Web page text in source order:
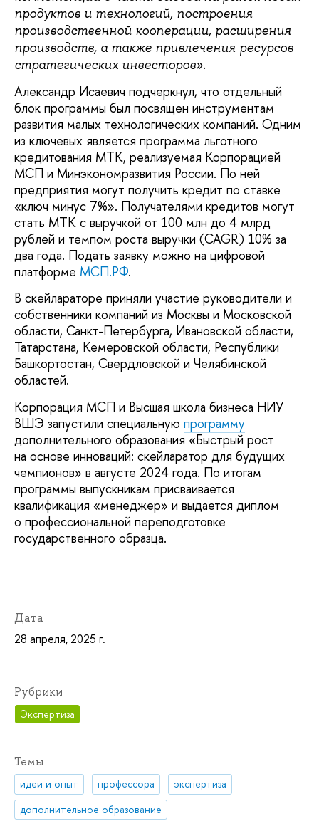
продуктов и технологий, построения
производственной кооперации, расширения
производств, а также привлечения ресурсов
стратегических инвесторов».
Александр Исаевич подчеркнул, что отдельный
блок программы был посвящен инструментам
развития малых технологических компаний. Одним
из ключевых является программа льготного
кредитования МТК, реализуемая Корпорацией
МСП и Минэкономразвития России. По ней
предприятия могут получить кредит по ставке
«ключ минус 7%». Получателями кредитов могут
стать МТК с выручкой от 100 млн до 4 млрд
рублей и темпом роста выручки (CAGR) 10% за
два года. Подать заявку можно на цифровой
платформе МСП.РФ.
В скейлараторе приняли участие руководители и
собственники компаний из Москвы и Московской
области, Санкт-Петербурга, Ивановской области,
Татарстана, Кемеровской области, Республики
Башкортостан, Свердловской и Челябинской
областей.
Корпорация МСП и Высшая школа бизнеса НИУ
ВШЭ запустили специальную программу
дополнительного образования «Быстрый рост
на основе инноваций: скейларатор для будущих
чемпионов» в августе 2024 года. По итогам
программы выпускникам присваивается
квалификация «менеджер» и выдается диплом
о профессиональной переподготовке
государственного образца.
Дата
28 апреля, 2025 г.
Рубрики
Экспертиза
Темы
идеи и опыт профессора
экспертиза
дополнительное образование